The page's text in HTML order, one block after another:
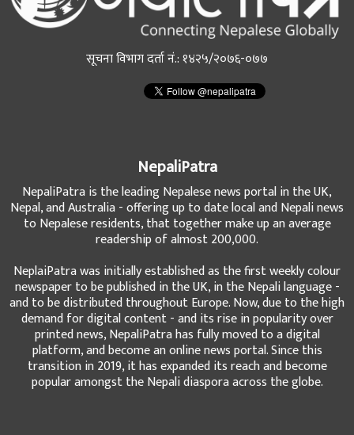
सूचना विभाग दर्ता नं.: १४२५/२०७६-०७७
NepaliPatra
NepaliPatra is the leading Nepalese news portal in the UK,
Nepal, and Australia - offering up to date local and Nepali news
to Nepalese residents, that together make up an average
readership of almost 200,000.
NeplaiPatra was initially established as the first weekly colour
newspaper to be published in the UK, in the Nepali language -
and to be distributed throughout Europe. Now, due to the high
demand for digital content - and its rise in popularity over
printed news, NepaliPatra has fully moved to a digital
platform, and become an online news portal. Since this
transition in 2019, it has expanded its reach and become
popular amongst the Nepali diaspora across the globe.